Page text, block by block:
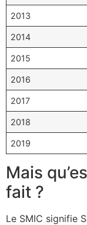
2013
2014
2015
2016
2017
2018
2019
Mais
fait ?
Le SMIC signifie